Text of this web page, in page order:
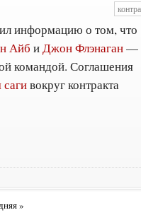
информацию о том, что
Айб иДжон Флэнаган—
командой. Соглашения
вокруг контракта
»